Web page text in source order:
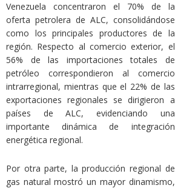
Venezuela concentraron el 70% de la
oferta petrolera de ALC, consolidándose
como los principales productores de la
región. Respecto al comercio exterior, el
56% de las importaciones totales de
petróleo correspondieron al comercio
intrarregional, mientras que el 22% de las
exportaciones regionales se dirigieron a
países de ALC, evidenciando una
importante dinámica de integración
energética regional.
Por otra parte, la producción regional de
gas natural mostró un mayor dinamismo,